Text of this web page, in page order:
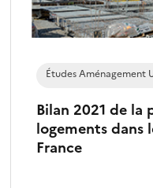
Bilan 2021 de
logements dans
France
Études Aménagement